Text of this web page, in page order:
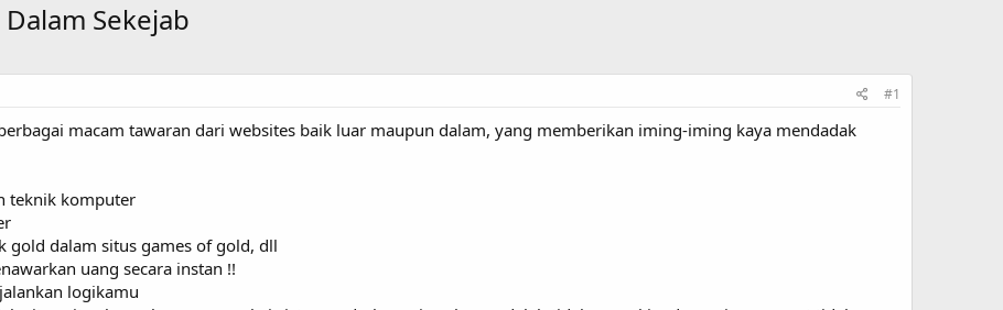
Sekejab
#1
macam tawaran dari websites baik luar maupun dalam, yang memberikan iming-iming kaya mendadak
teknik komputer
gold dalam situs games of gold, dll
uang secara instan !!
logikamu